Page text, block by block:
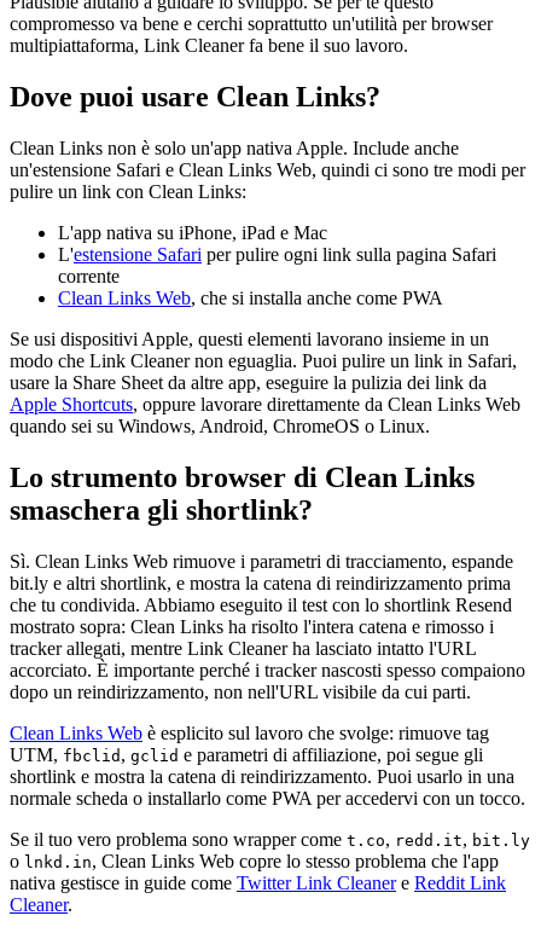
compromesso va bene e cerchi soprattutto un'utilità per browser
multipiattaforma, Link Cleaner fa bene il suo lavoro.
Dove puoi usare Clean Links?
Clean Links non è solo un'app nativa Apple. Include anche
un'estensione Safari e Clean Links Web, quindi ci sono tre modi per
pulire un link con Clean Links:
L'app nativa su iPhone, iPad e Mac
L'estensione Safari per pulire ogni link sulla pagina Safari
corrente
Clean Links Web, che si installa anche come PWA
Se usi dispositivi Apple, questi elementi lavorano insieme in un
modo che Link Cleaner non eguaglia. Puoi pulire un link in Safari,
usare la Share Sheet da altre app, eseguire la pulizia dei link da
Apple Shortcuts, oppure lavorare direttamente da Clean Links Web
quando sei su Windows, Android, ChromeOS o Linux.
Lo strumento browser di Clean Links
smaschera gli shortlink?
Sì. Clean Links Web rimuove i parametri di tracciamento, espande
bit.ly e altri shortlink, e mostra la catena di reindirizzamento prima
che tu condivida. Abbiamo eseguito il test con lo shortlink Resend
mostrato sopra: Clean Links ha risolto l'intera catena e rimosso i
tracker allegati, mentre Link Cleaner ha lasciato intatto l'URL
accorciato. È importante perché i tracker nascosti spesso compaiono
dopo un reindirizzamento, non nell'URL visibile da cui parti.
Clean Links Web è esplicito sul lavoro che svolge: rimuove tag
UTM, fbclid , gclid e parametri di affiliazione, poi segue gli
shortlink e mostra la catena di reindirizzamento. Puoi usarlo in una
normale scheda o installarlo come PWA per accedervi con un tocco.
Se il tuo vero problema sono wrapper come t.co, redd.it, bit.ly
o lnkd.in, Clean Links Web copre lo stesso problema che l'app
nativa gestisce in guide come Twitter Link Cleanere Reddit Link
Cleaner.